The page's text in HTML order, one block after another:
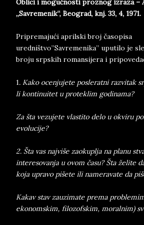
Oblici i mogućnosti proznog izraza –
„Savremenik“, Beograd, knj. 33, 4, 1971.
Pripremajući aprilski broj časopisa
uredništvo”Savremenika” uputilo je
broju srpskih romansijera i
1. Kako ocenjujete posleratni razvitak
li kontinuitet u proteklim godinama?
Za šta vezujete vlastito delo u okviru
evolucije?
2. Šta vas najviše zaokuplja na planu
interesovanja u ovom času? Šta želite
koja upravo pišete ili nameravate da
Kakav stav zauzimate prema
ekonomskim, filozofskim, moralnim)